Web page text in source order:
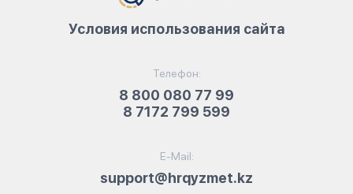
Телефон:
8 800 080 77 99
8 7172 799 599
E-Mail:
support@hrqyzmet.kz
Условия использования сайта